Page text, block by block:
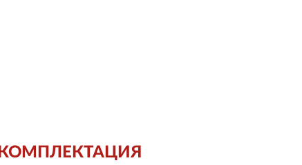
КОМПЛЕКТАЦИЯ